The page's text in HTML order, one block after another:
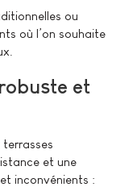
ou
où l’on souhaite
et
et une
inconvénients :